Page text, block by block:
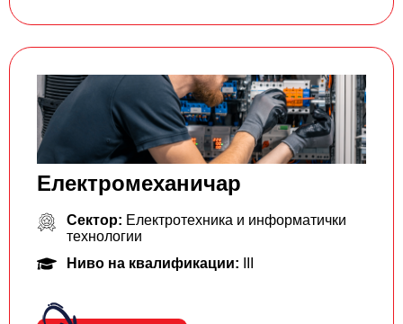
Електромеханичар
Сектор: Електротехника и информатички
технологии
Ниво на квалификации: